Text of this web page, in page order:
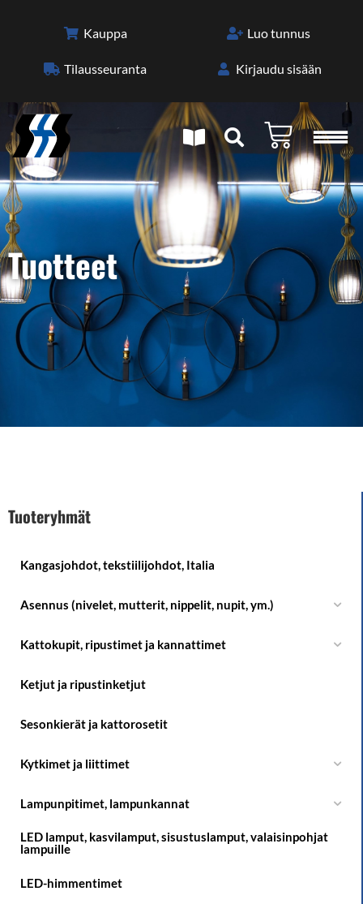
Kauppa Luo tunnus
Tilaus­seuranta Kirjaudu sisään
Tuotteet
Tuoteryhmät
Kangasjohdot, tekstiilijohdot, Italia
Asennus (nivelet, mutterit, nippelit, nupit, ym.)
Kattokupit, ripustimet ja kannattimet
Ketjut ja ripustinketjut
Sesonkierät ja kattorosetit
Kytkimet ja liittimet
Lampunpitimet, lampunkannat
LED lamput, kasvilamput, sisustuslamput, valaisinpohjat
lampuille
LED-himmentimet